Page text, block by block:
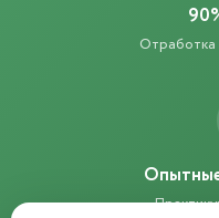
Отработка